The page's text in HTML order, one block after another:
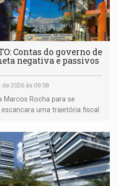
Contas do governo de
negativa e passivos
2026 às 09:58
Marcos Rocha para se
uma trajetória fiscal